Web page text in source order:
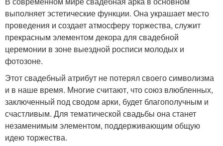
выполняет эстетические функции. Она украшает место
проведения и создает атмосферу торжества, служит
прекрасным элементом декора для свадебной
церемонии в зоне выездной росписи молодых и
фотозоне.
Этот свадебный атрибут не потерял своего символизма
и в наше время. Многие считают, что союз влюбленных,
заключенный под сводом арки, будет благополучным и
счастливым. Для тематической свадьбы она станет
незаменимым элементом, поддерживающим общую
идею торжества.